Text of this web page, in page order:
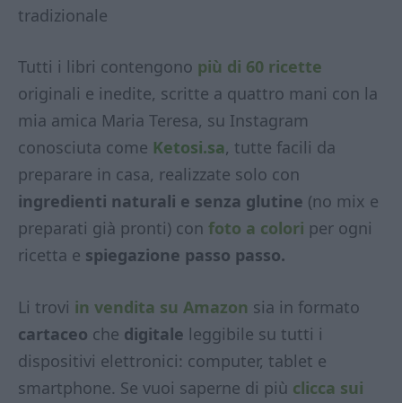
tradizionale
Tutti i libri contengono più di 60 ricette
originali e inedite, scritte a quattro mani con la
mia amica Maria Teresa, su Instagram
conosciuta come Ketosi.sa, tutte facili da
preparare in casa, realizzate solo con
ingredienti naturali e senza glutine (no mix e
preparati già pronti) con foto a colori per ogni
ricetta e spiegazione passo passo.
Li trovi in vendita su Amazon sia in formato
cartaceo che digitale leggibile su tutti i
dispositivi elettronici: computer, tablet e
smartphone. Se vuoi saperne di più clicca sui